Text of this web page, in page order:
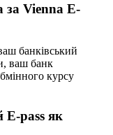
за Vienna E-
банківський
ваш банк
курсу
E-pass як